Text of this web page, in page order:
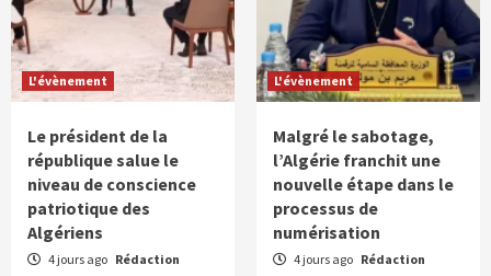
L'évènement
Le président de la
république salue le
niveau de conscience
patriotique des
Algériens
4 jours ago Rédaction
L'évènement
Malgré le sabotage,
l’Algérie franchit une
nouvelle étape dans le
processus de
numérisation
4 jours ago Rédaction